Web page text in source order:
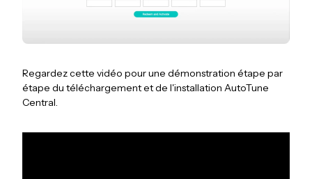
Regardez cette vidéo pour une démonstration étape par
étape du téléchargement et de l'installation AutoTune
Central.